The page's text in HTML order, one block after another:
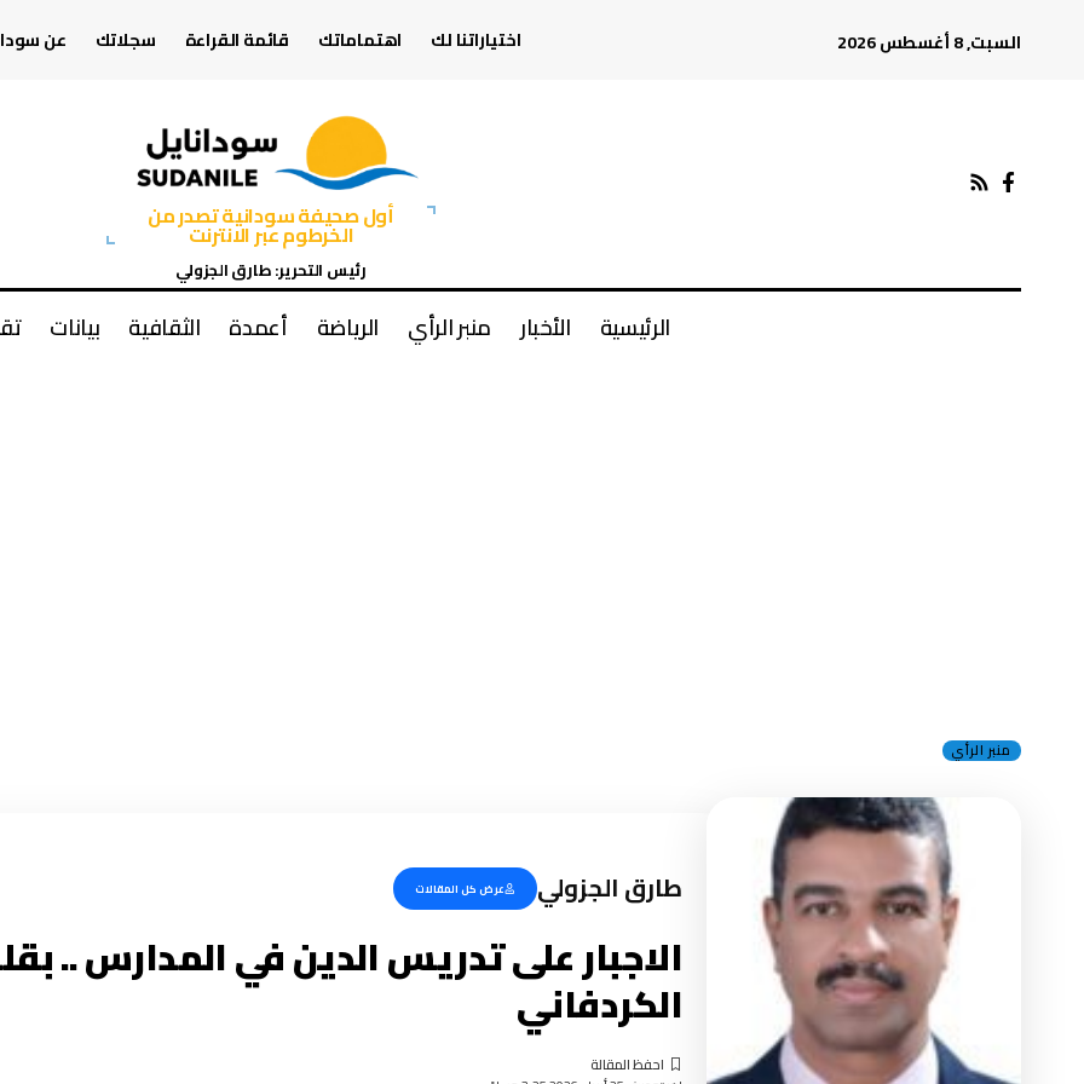
السبت, 8 أغسطس 2026 اختياراتنا لك اهتماماتك قائمة القراءة سجلاتك عن
أول صحيفة سودانية تصدر من
الخرطوم عبر الانترنت
رئيس التحرير: طارق الجزولي
الرئيسية الأخبار منبر الرأي الرياضة أعمدة الثقافية بيانات
منبر الرأي
طارق الجزولي عرض كل المقالات
الاجبار على تدريس الدين في المدارس ..
الكردفاني